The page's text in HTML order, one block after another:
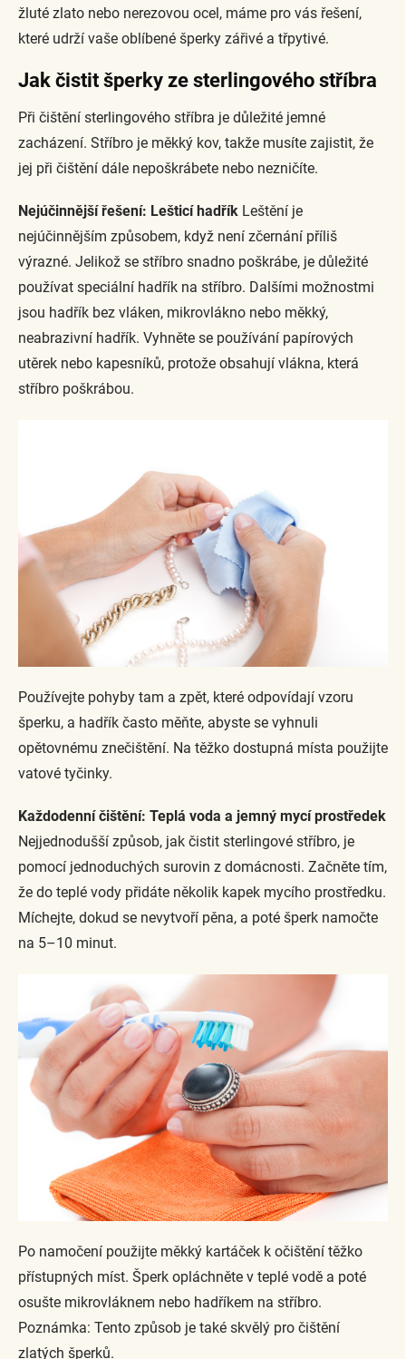
žluté zlato nebo nerezovou ocel, máme pro vás řešení,
které udrží vaše oblíbené šperky zářivé a třpytivé.
Jak čistit šperky ze sterlingového stříbra
Při čištění sterlingového stříbra je důležité jemné
zacházení. Stříbro je měkký kov, takže musíte zajistit, že
jej při čištění dále nepoškrábete nebo nezničíte.
Nejúčinnější řešení: Lešticí hadřík Leštění je
nejúčinnějším způsobem, když není zčernání příliš
výrazné. Jelikož se stříbro snadno poškrábe, je důležité
používat speciální hadřík na stříbro. Dalšími možnostmi
jsou hadřík bez vláken, mikrovlákno nebo měkký,
neabrazivní hadřík. Vyhněte se používání papírových
utěrek nebo kapesníků, protože obsahují vlákna, která
stříbro poškrábou.
Používejte pohyby tam a zpět, které odpovídají vzoru
šperku, a hadřík často měňte, abyste se vyhnuli
opětovnému znečištění. Na těžko dostupná místa použijte
vatové tyčinky.
Každodenní čištění: Teplá voda a jemný mycí prostředek
Nejjednodušší způsob, jak čistit sterlingové stříbro, je
pomocí jednoduchých surovin z domácnosti. Začněte tím,
že do teplé vody přidáte několik kapek mycího prostředku.
Míchejte, dokud se nevytvoří pěna, a poté šperk namočte
na 5–10 minut.
Po namočení použijte měkký kartáček k očištění těžko
přístupných míst. Šperk opláchněte v teplé vodě a poté
osušte mikrovláknem nebo hadříkem na stříbro.
Poznámka: Tento způsob je také skvělý pro čištění
zlatých šperků.